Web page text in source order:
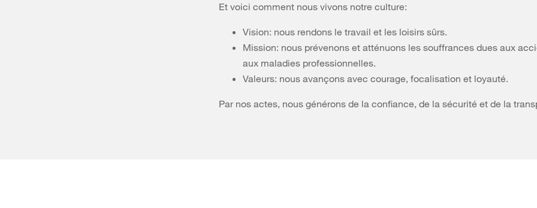
Et voici comment nous vivons notre culture:
Vision: nous rendons le travail et les loisirs sûrs.
Mission: nous prévenons et atténuons les souffrances dues aux
aux maladies professionnelles.
Valeurs: nous avançons avec courage, focalisation et loyauté.
Par nos actes, nous générons de la confiance, de la sécurité et de la